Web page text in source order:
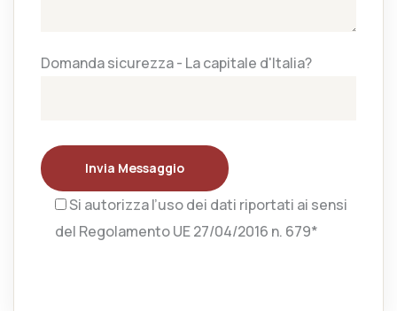
Domanda sicurezza - La capitale d'Italia?
Invia Messaggio
Si autorizza l’uso dei dati riportati ai sensi
del Regolamento UE 27/04/2016 n. 679*